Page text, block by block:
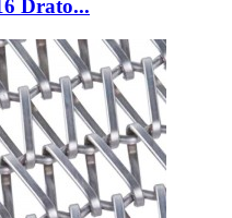
Drato...